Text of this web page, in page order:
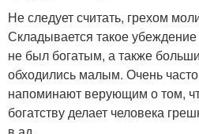
Не следует считать, грехом
Складывается такое
не был богатым, а также
обходились малым. Очень
напоминают верующим о том,
богатству делает человека